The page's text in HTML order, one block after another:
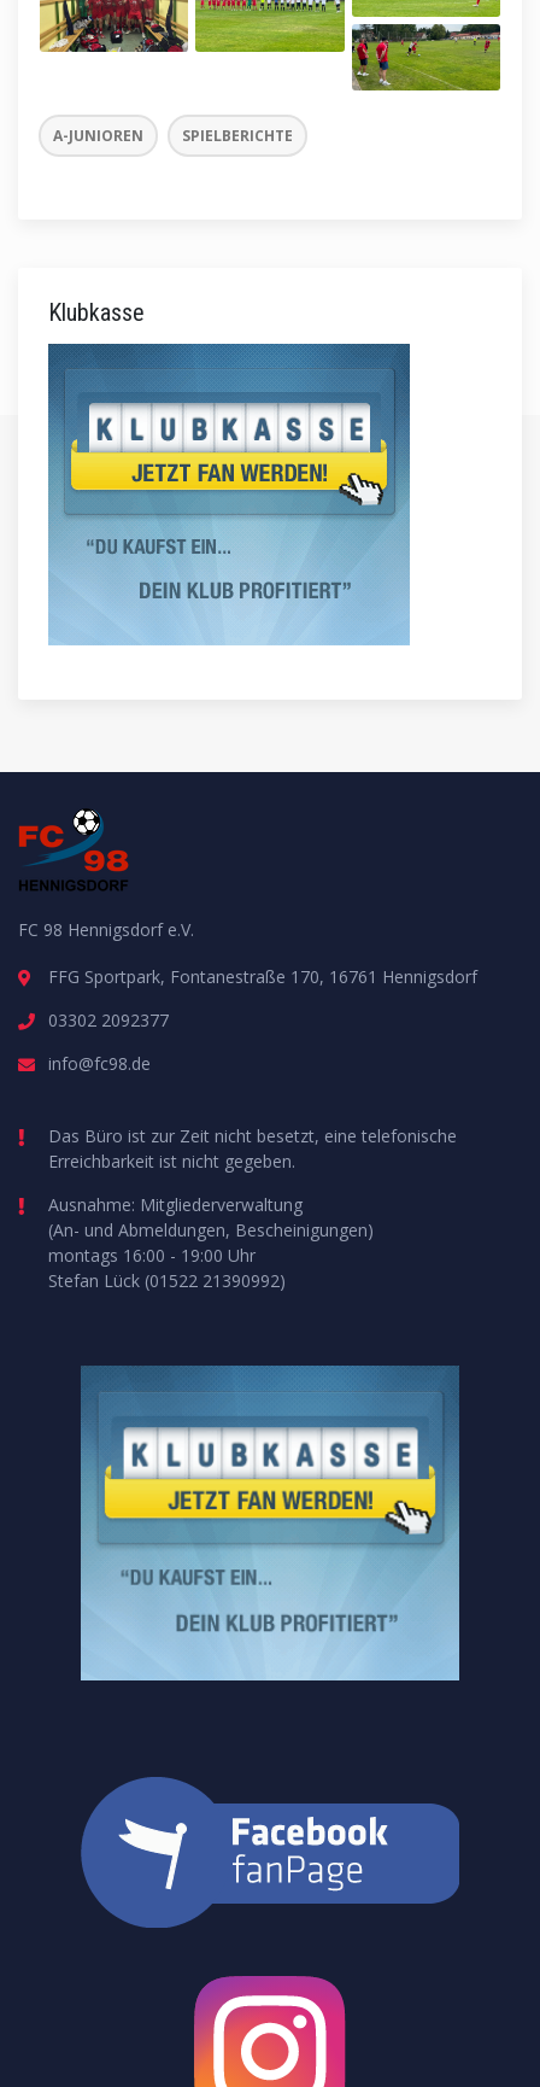
A-JUNIOREN SPIELBERICHTE
Klubkasse
FC 98 Hennigsdorf e.V.
FFG Sportpark, Fontanestraße 170, 16761 Hennigsdorf
03302 2092377
info@fc98.de
Das Büro ist zur Zeit nicht besetzt, eine telefonische
Erreichbarkeit ist nicht gegeben.
Ausnahme: Mitgliederverwaltung
(An- und Abmeldungen, Bescheinigungen)
montags 16:00 - 19:00 Uhr
Stefan Lück (01522 21390992)